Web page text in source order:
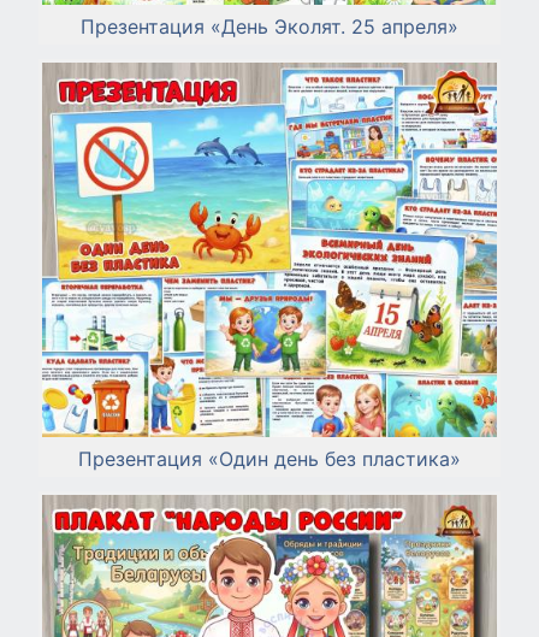
Презентация «День Эколят. 25 апреля»
Презентация «Один день без пластика»